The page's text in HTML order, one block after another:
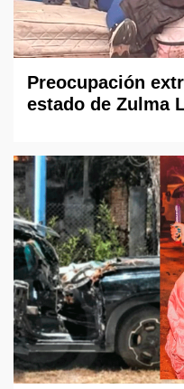
Preocupación
estado de Zulma